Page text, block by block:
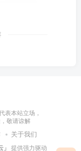
表本站立场，
敬请谅解
关于我们
」 提供强力驱动